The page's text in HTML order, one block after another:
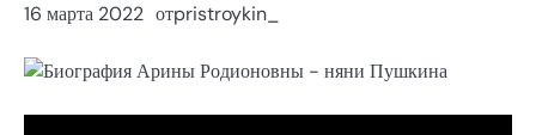
16 марта 2022 отpristroykin_